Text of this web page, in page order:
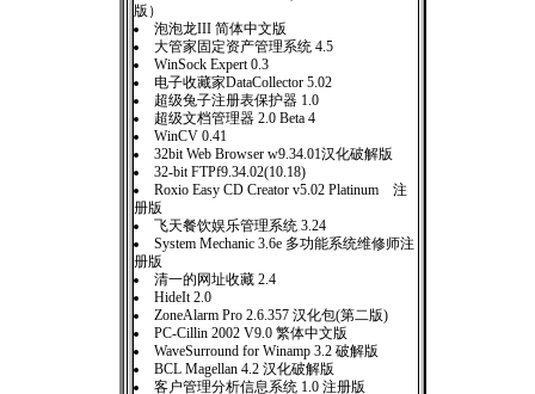
版）
泡泡龙III 简体中文版
大管家固定资产管理系统 4.5
WinSock Expert 0.3
电子收藏家DataCollector 5.02
超级兔子注册表保护器 1.0
超级文档管理器 2.0 Beta 4
WinCV 0.41
32bit Web Browser w9.34.01汉化破解版
32-bit FTPf9.34.02(10.18)
Roxio Easy CD Creator v5.02 Platinum 注
册版
飞天餐饮娱乐管理系统 3.24
System Mechanic 3.6e 多功能系统维修师注
册版
清一的网址收藏 2.4
HideIt 2.0
ZoneAlarm Pro 2.6.357 汉化包(第二版)
PC-Cillin 2002 V9.0 繁体中文版
WaveSurround for Winamp 3.2 破解版
BCL Magellan 4.2 汉化破解版
客户管理分析信息系统 1.0 注册版